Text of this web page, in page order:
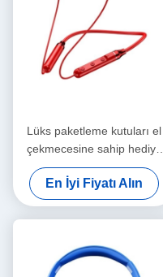
Lüks paketleme kutuları el
çekmecesine sahip hediye
kutuları paketler lüks kaplı
kağıt özel hediye kutuları
En İyi Fiyatı Alın